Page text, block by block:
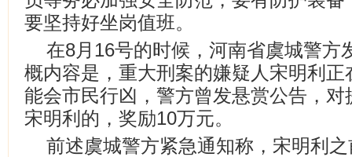
要坚持好坐岗值班。
在8月16号的时候，河南省虞城警方
概内容是，重大刑案的嫌疑人宋明利
能会市民行凶，警方曾发悬赏公告，
宋明利的，奖励10万元。
前述虞城警方紧急通知称，宋明利